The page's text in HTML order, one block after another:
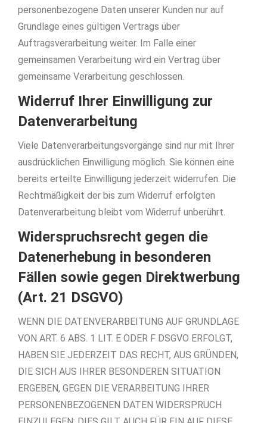
personenbezogene Daten unserer Kunden nur auf
Grundlage eines gültigen Vertrags über
Auftragsverarbeitung weiter. Im Falle einer
gemeinsamen Verarbeitung wird ein Vertrag über
gemeinsame Verarbeitung geschlossen.
Widerruf Ihrer Einwilligung zur
Datenverarbeitung
Viele Datenverarbeitungsvorgänge sind nur mit Ihrer
ausdrücklichen Einwilligung möglich. Sie können eine
bereits erteilte Einwilligung jederzeit widerrufen. Die
Rechtmäßigkeit der bis zum Widerruf erfolgten
Datenverarbeitung bleibt vom Widerruf unberührt.
Widerspruchsrecht gegen die
Datenerhebung in besonderen
Fällen sowie gegen Direktwerbung
(Art. 21 DSGVO)
WENN DIE DATENVERARBEITUNG AUF GRUNDLAGE
VON ART. 6 ABS. 1 LIT. E ODER F DSGVO ERFOLGT,
HABEN SIE JEDERZEIT DAS RECHT, AUS GRÜNDEN,
DIE SICH AUS IHRER BESONDEREN SITUATION
ERGEBEN, GEGEN DIE VERARBEITUNG IHRER
PERSONENBEZOGENEN DATEN WIDERSPRUCH